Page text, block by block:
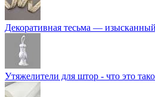
Декоративная тесьма —
Утяжелители для штор - что это